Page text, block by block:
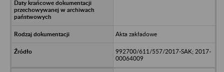
Akta zakładowe
992700/611/557/2017-SAK; 2017-
00064009